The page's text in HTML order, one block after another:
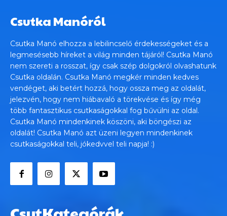
Csutka Manóról
Csutka Manó elhozza a lebilincselő érdekességeket és a
legmesésebb híreket a világ minden tájáról! Csutka Manó
nem szereti a rosszat, így csak szép dolgokról olvashatunk
Csutka oldalán. Csutka Manó megkér minden kedves
vendéget, aki betért hozzá, hogy ossza meg az oldalát,
jelezvén, hogy nem hiábavaló a törekvése és így még
több fantasztikus csutkaságokkal fog bűvülni az oldal.
Csutka Manó mindenkinek köszöni, aki böngészi az
oldalát! Csutka Manó azt üzeni legyen mindenkinek
csutkaságokkal teli, jókedvvel teli napja! :)